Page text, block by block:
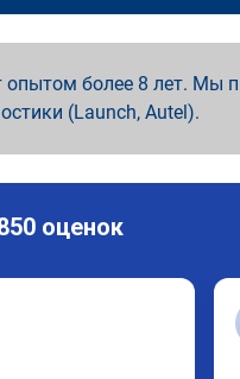
более 8 лет. Мы
(Launch, Autel).
оценок